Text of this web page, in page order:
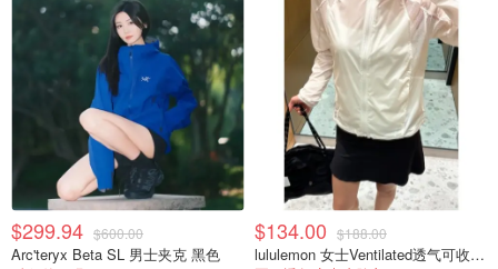
图片来自于FlightRadar24，版权属于原作者
FAA官网N-号码查询页面
，输入你想查询的飞机N-号
码：
$299.94 $600.00
Arc'teryx Beta SL 男士夹克 黑色
$134.00 $188.00
lululemon 女士Ventilated透气可收纳跑步夹克